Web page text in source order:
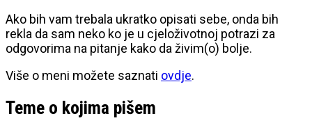
Ako bih vam trebala ukratko opisati sebe, onda bih
rekla da sam neko ko je u cjeloživotnoj potrazi za
odgovorima na pitanje kako da živim(o) bolje.
Više o meni možete saznati ovdje.
Teme o kojima pišem